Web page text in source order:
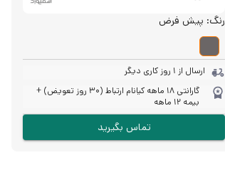
رنگ: پیش فرض
ارسال از 1 روز کاری دیگر
گارانتی ۱۸ ماهه کیانام ارتباط (۳۰ روز تعویض) +
بیمه ۱۲ ماهه
تماس بگیرید